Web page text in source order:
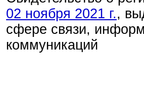
02 ноября 2021 г.,
сфере связи,
коммуникаций